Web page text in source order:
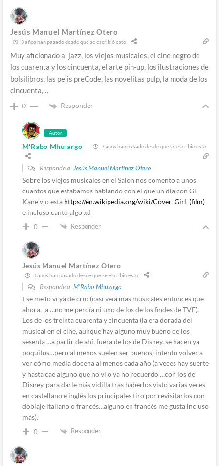
Jesús Manuel Martínez Otero
3 años han pasado desde que se escribió esto
Muy aficionado al jazz, los viejos musicales, el cine negro de
los cuarenta y los cincuenta, el arte pin-up, los ilustraciones de
bolsilibros, las pelis preCode, las novelitas pulp, la moda de los
cincuenta,…
0 Responder
Autor
M'Rabo Mhulargo 3 años han pasado desde que se escribió esto
Responde a Jesús Manuel Martínez Otero
Sobre los viejos musicales en el Salon nos comento a unos
cuantos que estabamos hablando con el que un dia con Gil
Kane vio esta https://en.wikipedia.org/wiki/Cover_Girl_(film)
e incluso canto algo xd
0 Responder
Jesús Manuel Martínez Otero
3 años han pasado desde que se escribió esto
Responde a M'Rabo Mhulargo
Ese me lo vi ya de crío (casi veía más musicales entonces que
ahora, ja …no me perdía ni uno de los de los findes de TVE).
Los de los treinta cuarenta y cincuenta (la era dorada del
musical en el cine, aunque hay alguno muy bueno de los
sesenta …a partir de ahí, fuera de los de Disney, se hacen ya
poquitos…pero al menos suelen ser buenos) intento volver a
ver cómo media docena al menos cada año (a veces hay suerte
y hasta cae alguno que no vi o ya no recuerdo …con los de
Disney, para darle más vidilla tras haberlos visto varias veces
en castellano e inglés los principales tiro por revisitarlos con
doblaje italiano o francés…alguno en francés me gusta incluso
más).
0 Responder